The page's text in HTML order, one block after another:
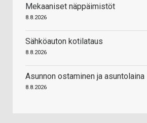
Mekaaniset näppäimistöt
8.8.2026
Sähköauton kotilataus
8.8.2026
Asunnon ostaminen ja asuntolaina
8.8.2026